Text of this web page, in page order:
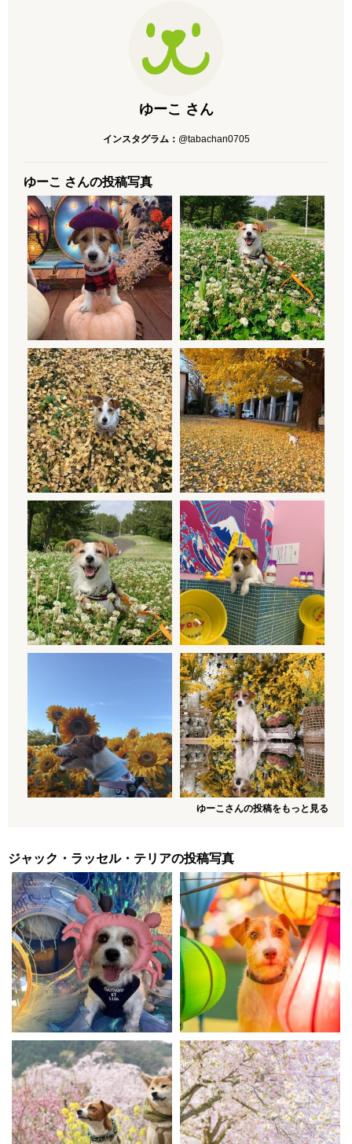
ゆーこ さん
インスタグラム： @tabachan0705
ゆーこ さんの投稿写真
ゆーこさんの投稿をもっと見る
ジャック・ラッセル・テリアの投稿写真